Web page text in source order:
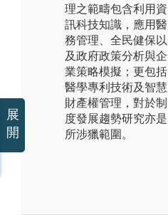
理之範疇包含利用資
訊科技知識，應用醫
務管理、全民健保以
及政府政策分析與企
業策略模擬；更包括
醫學專利技術及智慧
財產權管理，對於制
度發展趨勢研究亦是
所涉獵範圍。
展
開